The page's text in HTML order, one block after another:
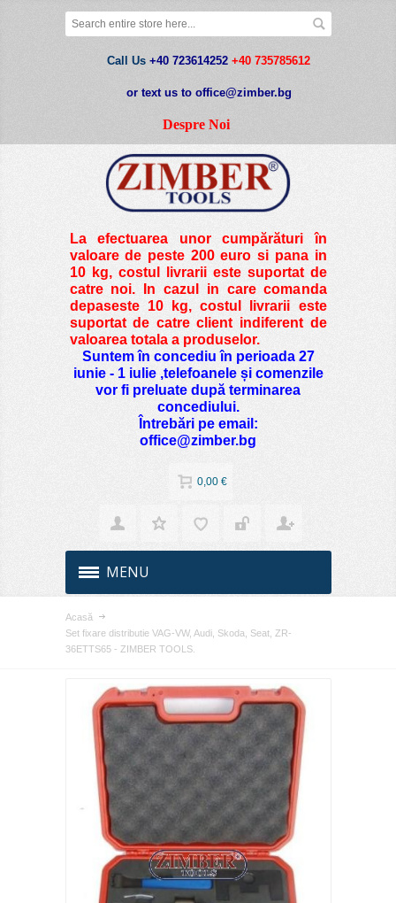
Call Us +40 723614252 +40 735785612
or text us to office@zimber.bg
Despre Noi
La efectuarea unor cumpărături în
valoare de peste200 euro si pana in
10 kg, costul livrarii este suportat de
catre noi. In cazul in care comanda
depaseste 10 kg, costul livrarii este
suportat de catre client indiferent de
valoarea totala a produselor.
Suntem în concediu în perioada 27
iunie - 1 iulie ,telefoanele și comenzile
vor fi preluate după terminarea
concediului.
Întrebări pe email:
office@zimber.bg
0,00 €
MENU
Acasă
Set fixare distributie VAG-VW, Audi, Skoda, Seat, ZR-
36ETTS65 - ZIMBER TOOLS.